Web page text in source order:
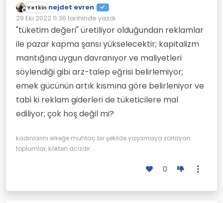
Çevrimdışı
Yetkin nejdet evren
29 Eki 2022 11:36 tarihinde yazdı
Son düzenleyen:
"tüketim değeri" üretiliyor olduğundan reklamlar
ile pazar kapma şansı yükselecektir; kapitalizm
mantığına uygun davranıyor ve maliyetleri
söylendiği gibi arz-talep eğrisi belirlemiyor;
emek gücünün artık kısmına göre belirleniyor ve
tabi ki reklam giderleri de tüketicilere mal
ediliyor; çok hoş değil mi?
kadınlarını erkeğe muhtaç bir şekilde yaşamaya zorlayan
toplumlar, kökten acizdir...
0